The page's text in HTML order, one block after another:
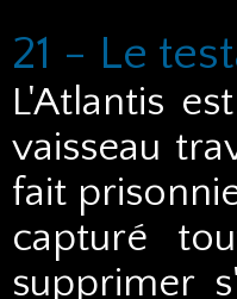
21 - Le
L'Atlantis
vaisseau
fait
capturé
supprimer